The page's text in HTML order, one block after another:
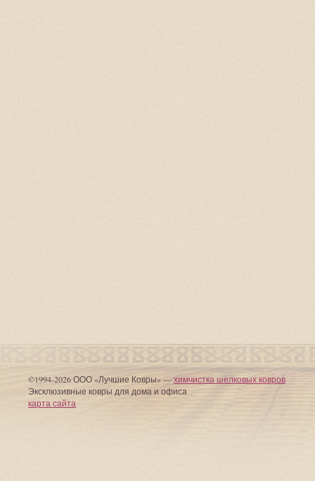
©1994-2026 ООО «Лучшие Ковры» —химчистка шелковых ковров
Эксклюзивные ковры для дома и офиса
карта сайта